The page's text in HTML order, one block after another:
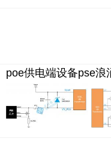
poe供电端设备pse浪